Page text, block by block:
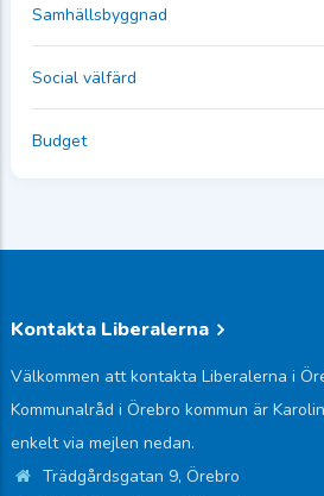
Samhällsbyggnad
Social välfärd
Budget
Kontakta Liberalerna
Välkommen att kontakta Liberalerna i
Kommunalråd i Örebro kommun är
enkelt via mejlen nedan.
Trädgårdsgatan 9, Örebro